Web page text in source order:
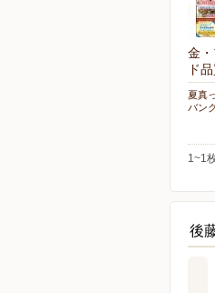
金
ド
夏真
バン
1~1
後